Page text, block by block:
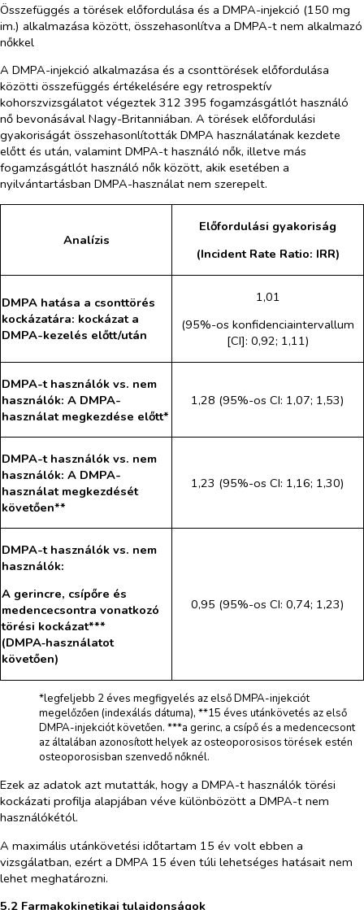
Összefüggés a törések előfordulása és a DMPA-injekció (150 mg
im.) alkalmazása között, összehasonlítva a DMPA-t nem alkalmazó
nőkkel
A DMPA-injekció alkalmazása és a csonttörések előfordulása
közötti összefüggés értékelésére egy retrospektív
kohorszvizsgálatot végeztek 312 395 fogamzásgátlót használó
nő bevonásával Nagy-Britanniában. A törések előfordulási
gyakoriságát összehasonlították DMPA használatának kezdete
előtt és után, valamint DMPA-t használó nők, illetve más
fogamzásgátlót használó nők között, akik esetében a
nyilvántartásban DMPA-használat nem szerepelt.
Analízis
Előfordulási gyakoriság
(Incident Rate Ratio: IRR)
DMPA hatása a csonttörés
kockázatára: kockázat a
DMPA-kezelés előtt/után
1,01
(95%-os konfidenciaintervallum
[CI]: 0,92; 1,11)
DMPA-t használók vs. nem
használók: A DMPA-
használat megkezdése előtt*
1,28 (95%-os CI: 1,07; 1,53)
DMPA-t használók vs. nem
használók: A DMPA-
használat megkezdését
követően**
1,23 (95%-os CI: 1,16; 1,30)
DMPA-t használók vs. nem
használók:
A gerincre, csípőre és
medencecsontra vonatkozó
törési kockázat***
(DMPA‑használatot
követően)
0,95 (95%-os CI: 0,74; 1,23)
*legfeljebb 2 éves megfigyelés az első DMPA-injekciót
megelőzően (indexálás dátuma), **15 éves utánkövetés az első
DMPA-injekciót követően. ***a gerinc, a csípő és a medencecsont
az általában azonosított helyek az osteoporosisos törések estén
osteoporosisban szenvedő nőknél.
Ezek az adatok azt mutatták, hogy a DMPA-t használók törési
kockázati profilja alapjában véve különbözött a DMPA-t nem
használókétól.
A maximális utánkövetési időtartam 15 év volt ebben a
vizsgálatban, ezért a DMPA 15 éven túli lehetséges hatásait nem
lehet meghatározni.
5.2 Farmakokinetikai tulajdonságok